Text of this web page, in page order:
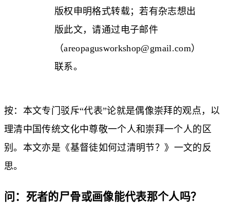
版权申明格式转载；若有杂志想出
版此文，请通过电子邮件
（areopagusworkshop@gmail.com）
联系。
按：本文专门驳斥“代表”论就是偶像崇拜的观点，以
理清中国传统文化中尊敬一个人和崇拜一个人的区
别。本文亦是《基督徒如何过清明节？ 》一文的反
思。
问：死者的尸骨或画像能代表那个人吗？